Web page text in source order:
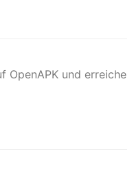
OpenAPK und erreiche